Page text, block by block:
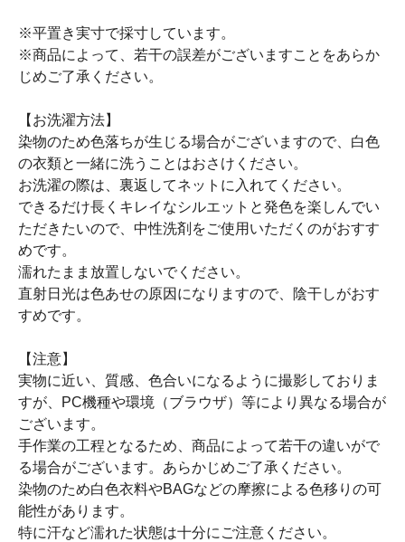
※平置き実寸で採寸しています。
※商品によって、若干の誤差がございますことをあらか
じめご了承ください。
【お洗濯方法】
染物のため色落ちが生じる場合がございますので、白色
の衣類と一緒に洗うことはおさけください。
お洗濯の際は、裏返してネットに入れてください。
できるだけ長くキレイなシルエットと発色を楽しんでい
ただきたいので、中性洗剤をご使用いただくのがおすす
めです。
濡れたまま放置しないでください。
直射日光は色あせの原因になりますので、陰干しがおす
すめです。
【注意】
実物に近い、質感、色合いになるように撮影しておりま
すが、PC機種や環境（ブラウザ）等により異なる場合が
ございます。
手作業の工程となるため、商品によって若干の違いがで
る場合がございます。あらかじめご了承ください。
染物のため白色衣料やBAGなどの摩擦による色移りの可
能性があります。
特に汗など濡れた状態は十分にご注意ください。